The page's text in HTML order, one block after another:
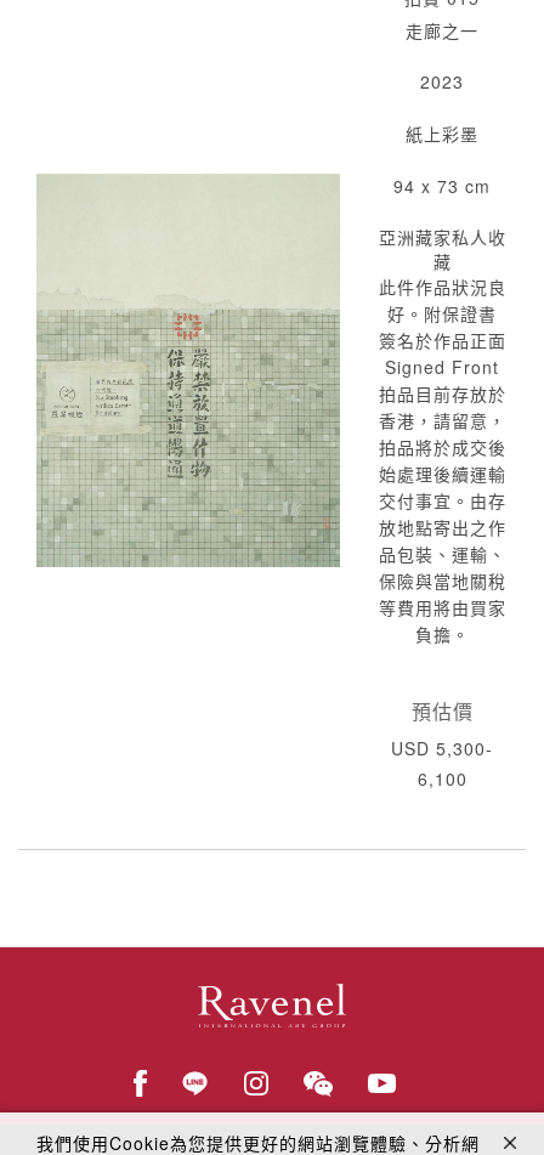
走廊之一
2023
紙上彩墨
94 x 73 cm
亞洲藏家私人收
藏
此件作品狀況良
好。附保證書
簽名於作品正面
Signed Front
拍品目前存放於
香港，請留意，
拍品將於成交後
始處理後續運輸
交付事宜。由存
放地點寄出之作
品包裝、運輸、
保險與當地關稅
等費用將由買家
負擔。
預估價
USD 5,300-
6,100
我們使用Cookie為您提供更好的網站瀏覽體驗、分析網